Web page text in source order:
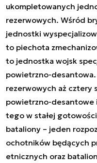
ukompletowanych
rezerwowych. Wśród
jednostki
to piechota
to jednostka wojsk
powietrzno-desantowa.
rezerwowych aż cztery
powietrzno-desantowe
tego w stałej
bataliony – jeden
ochotników będących
etnicznych oraz